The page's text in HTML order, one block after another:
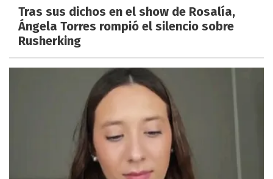
Tras sus dichos en el show de Rosalía,
Ángela Torres rompió el silencio sobre
Rusherking